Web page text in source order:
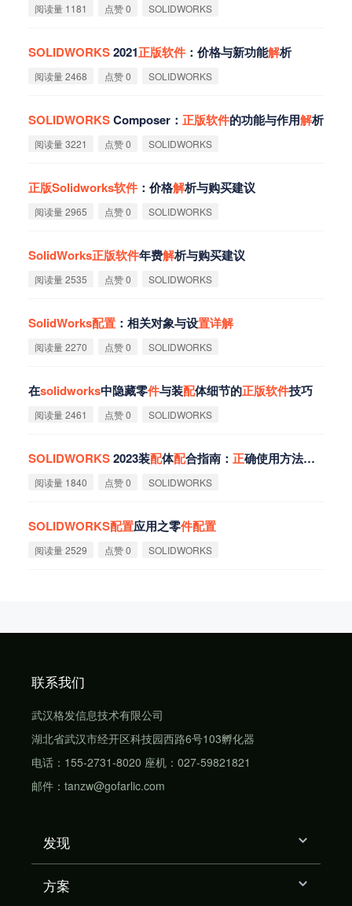
阅读量 1181 点赞 0 SOLIDWORKS
SOLIDWORKS2021正版软件 ：价格与新功能解析
阅读量 2468 点赞 0 SOLIDWORKS
SOLIDWORKSComposer： 正版软件的功能与作用解析
阅读量 3221 点赞 0 SOLIDWORKS
正版Solidworks软件 ：价格解析与购买建议
阅读量 2965 点赞 0 SOLIDWORKS
SolidWorks正版软件年费解析与购买建议‌
阅读量 2535 点赞 0 SOLIDWORKS
SolidWorks配置 ：相关对象与设置详解
阅读量 2270 点赞 0 SOLIDWORKS
在solidworks中隐藏零件与装配体细节的正版软件技巧
阅读量 2461 点赞 0 SOLIDWORKS
SOLIDWORKS2023装配体配合指南： 正确使用方法详
阅读量 1840 点赞 0 SOLIDWORKS
SOLIDWORKS配置应用之零件配置
阅读量 2529 点赞 0 SOLIDWORKS
联系我们
武汉格发信息技术有限公司
湖北省武汉市经开区科技园西路6号103孵化器
电话：155-2731-8020 座机：027-59821821
邮件：tanzw@gofarlic.com
发现
方案